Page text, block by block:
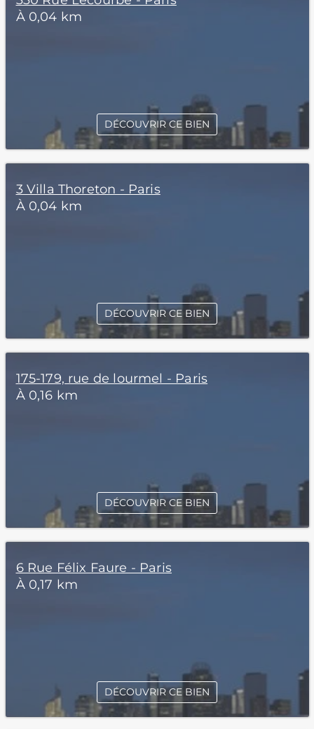
À 0,04 km
DÉCOUVRIR CE BIEN
3 Villa Thoreton - Paris
À 0,04 km
DÉCOUVRIR CE BIEN
175-179, rue de lourmel - Paris
À 0,16 km
DÉCOUVRIR CE BIEN
6 Rue Félix Faure - Paris
À 0,17 km
DÉCOUVRIR CE BIEN